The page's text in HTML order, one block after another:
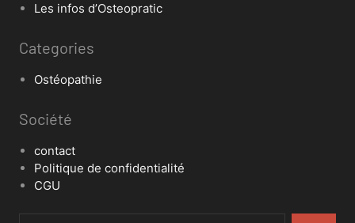
Les infos d’Osteopratic
Categories
Ostéopathie
Société
contact
Politique de confidentialité
CGU